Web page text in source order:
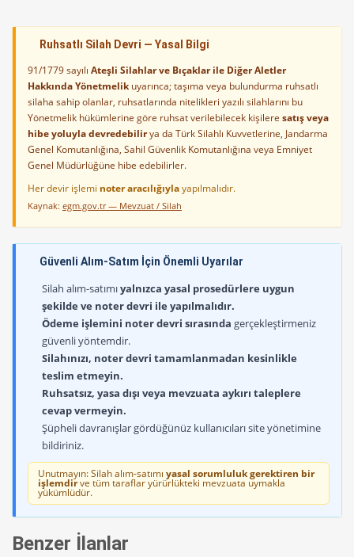
Ruhsatlı Silah Devri — Yasal Bilgi
91/1779 sayılı Ateşli Silahlar ve Bıçaklar ile Diğer Aletler
Hakkında Yönetmelikuyarınca; taşıma veya bulundurma ruhsatlı
silaha sahip olanlar, ruhsatlarında nitelikleri yazılı silahlarını bu
Yönetmelik hükümlerine göre ruhsat verilebilecek kişilere satış veya
hibe yoluyla devredebilirya da Türk Silahlı Kuvvetlerine, Jandarma
Genel Komutanlığına, Sahil Güvenlik Komutanlığına veya Emniyet
Genel Müdürlüğüne hibe edebilirler.
Her devir işlemi noter aracılığıylayapılmalıdır.
Kaynak: egm.gov.tr — Mevzuat / Silah
Güvenli Alım-Satım İçin Önemli Uyarılar
Silah alım-satımıyalnızca yasal prosedürlere uygun
şekilde ve noter devri ile yapılmalıdır.
Ödeme işlemini noter devri sırasında gerçekleştirmeniz
güvenli yöntemdir.
Silahınızı, noter devri tamamlanmadan kesinlikle
teslim etmeyin.
Ruhsatsız, yasa dışı veya mevzuata aykırı taleplere
cevap vermeyin.
Şüpheli davranışlar gördüğünüz kullanıcıları site yönetimine
bildiriniz.
Unutmayın: Silah alım-satımı yasal sorumluluk gerektiren bir
işlemdirve tüm taraflar yürürlükteki mevzuata uymakla
yükümlüdür.
Benzer İlanlar